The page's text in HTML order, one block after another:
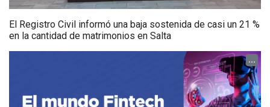
El Registro Civil informó una baja sostenida de casi un 21 %
en la cantidad de matrimonios en Salta
...